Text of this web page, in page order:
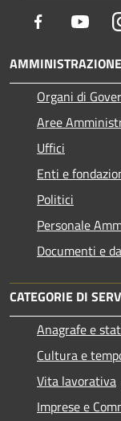
Facebook
AMMINISTRAZIONE
Organi di
Aree
Uffici
Enti e
Politici
Personale
Documenti e
CATEGORIE DI
Anagrafe e
Cultura e
Vita lavorativa
Imprese e